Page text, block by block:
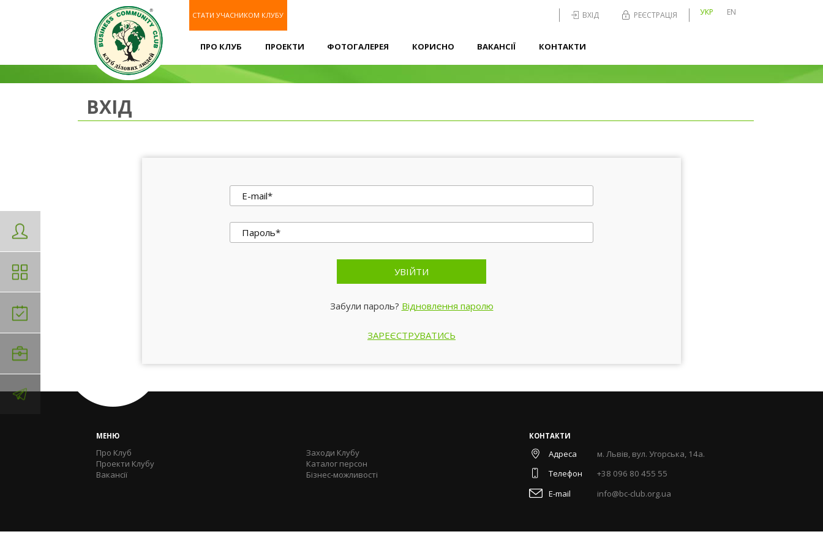
СТАТИ УЧАСНИКОМ КЛУБУ ВХІД РЕЄСТРАЦІЯ УКР EN
ПРО КЛУБ ПРОЕКТИ ФОТОГАЛЕРЕЯ КОРИСНО ВАКАНСІЇ КОНТАКТИ
ВХІД
УВІЙТИ
Забули пароль? Відновлення паролю
ЗАРЕЄСТРУВАТИСЬ
МЕНЮ
Про Клуб
Проекти Клубу
Вакансії
Заходи Клубу
Каталог персон
Бізнес-можливості
КОНТАКТИ
Адреса
м. Львів, вул. Угорська, 14а.
Телефон
+38 096 80 455 55
E-mail
info@bc-club.org.ua